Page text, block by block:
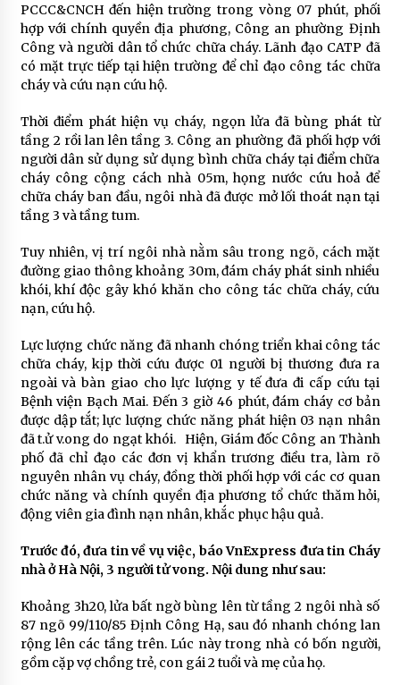
PCCC&CNCH đến hiện trường trong vòng 07 phút, phối
hợp với chính quyền địa phương, Công an phường Định
Công và người dân tổ chức chữa cháy. Lãnh đạo CATP đã
có mặt trực tiếp tại hiện trường để chỉ đạo công tác chữa
cháy và cứu nạn cứu hộ.
Thời điểm phát hiện vụ cháy, ngọn lửa đã bùng phát từ
tầng 2 rồi lan lên tầng 3. Công an phường đã phối hợp với
người dân sử dụng sử dụng bình chữa cháy tại điểm chữa
cháy công cộng cách nhà 05m, họng nước cứu hoả để
chữa cháy ban đầu, ngôi nhà đã được mở lối thoát nạn tại
tầng 3 và tầng tum.
Tuy nhiên, vị trí ngôi nhà nằm sâu trong ngõ, cách mặt
đường giao thông khoảng 30m, đám cháy phát sinh nhiều
khói, khí độc gây khó khăn cho công tác chữa cháy, cứu
nạn, cứu hộ.
Lực lượng chức năng đã nhanh chóng triển khai công tác
chữa cháy, kịp thời cứu được 01 người bị thương đưa ra
ngoài và bàn giao cho lực lượng y tế đưa đi cấp cứu tại
Bệnh viện Bạch Mai. Đến 3 giờ 46 phút, đám cháy cơ bản
được dập tắt; lực lượng chức năng phát hiện 03 nạn nhân
đã t.ử v.ong do ngạt khói. Hiện, Giám đốc Công an Thành
phố đã chỉ đạo các đơn vị khẩn trương điều tra, làm rõ
nguyên nhân vụ cháy, đồng thời phối hợp với các cơ quan
chức năng và chính quyền địa phương tổ chức thăm hỏi,
động viên gia đình nạn nhân, khắc phục hậu quả.
Trước đó, đưa tin về vụ việc, báo VnExpress đưa tin Cháy
nhà ở Hà Nội, 3 người tử vong. Nội dung như sau:
Khoảng 3h20, lửa bất ngờ bùng lên từ tầng 2 ngôi nhà số
87 ngõ 99/110/85 Định Công Hạ, sau đó nhanh chóng lan
rộng lên các tầng trên. Lúc này trong nhà có bốn người,
gồm cặp vợ chồng trẻ, con gái 2 tuổi và mẹ của họ.